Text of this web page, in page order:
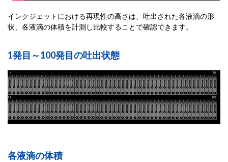
インクジェットにおける再現性の高さは、吐出された各液滴の形
状、各液滴の体積を計測し比較することで確認できます。
1発目～100発目の吐出状態
各液滴の体積